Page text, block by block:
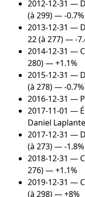
2012-12-31 —
(à 299) — -0.7%
2013-12-31 —
22 (à 277) — -
2014-12-31 —
280) — +1.1%
2015-12-31 —
(à 278) — -0.7%
2016-12-31 —
2017-11-01 —
Daniel Laplante
2017-12-31 —
(à 273) — -1.8%
2018-12-31 —
276) — +1.1%
2019-12-31 —
(à 298) — +8%